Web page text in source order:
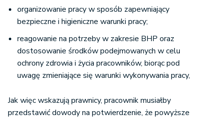
organizowanie pracy w sposób zapewniający
bezpieczne i higieniczne warunki pracy;
reagowanie na potrzeby w zakresie BHP oraz
dostosowanie środków podejmowanych w celu
ochrony zdrowia i życia pracowników, biorąc pod
uwagę zmieniające się warunki wykonywania pracy,
Jak więc wskazują prawnicy, pracownik musiałby
przedstawić dowody na potwierdzenie, że powyższe